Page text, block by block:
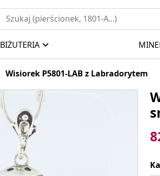
BIŻUTERIA
Wisiorek P5801-LAB z Labradorytem